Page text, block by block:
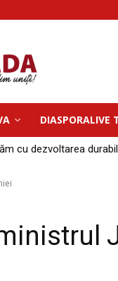
DIASPORALIVE
cu dezvoltarea